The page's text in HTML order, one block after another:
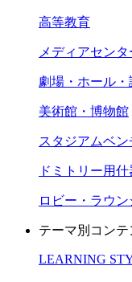
高等教育
メディアセン
劇場・ホール・
美術館・博物館
スタジアムベ
ドミトリー用什
ロビー・ラウン
テーマ別コンテ
LEARNING